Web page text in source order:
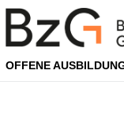
OFFENE